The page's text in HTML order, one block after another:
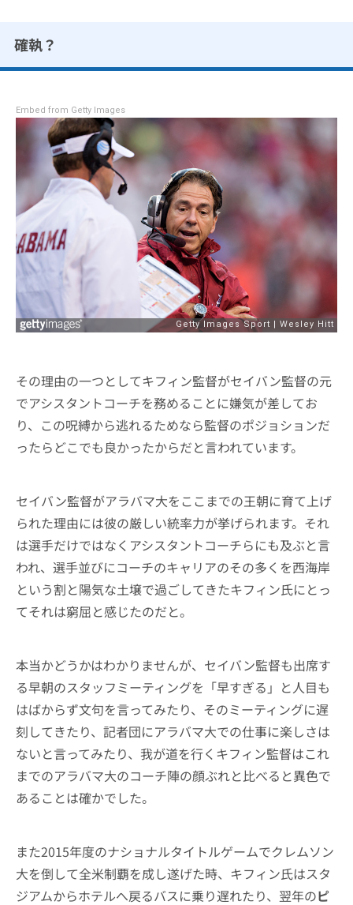
確執？
Embed from Getty Images
その理由の一つとしてキフィン監督がセイバン監督の元
でアシスタントコーチを務めることに嫌気が差してお
り、この呪縛から逃れるためなら監督のポジョションだ
ったらどこでも良かったからだと言われています。
セイバン監督がアラバマ大をここまでの王朝に育て上げ
られた理由には彼の厳しい統率力が挙げられます。それ
は選手だけではなくアシスタントコーチらにも及ぶと言
われ、選手並びにコーチのキャリアのその多くを西海岸
という割と陽気な土壌で過ごしてきたキフィン氏にとっ
てそれは窮屈と感じたのだと。
本当かどうかはわかりませんが、セイバン監督も出席す
る早朝のスタッフミーティングを「早すぎる」と人目も
はばからず文句を言ってみたり、そのミーティングに遅
刻してきたり、記者団にアラバマ大での仕事に楽しさは
ないと言ってみたり、我が道を行くキフィン監督はこれ
までのアラバマ大のコーチ陣の顔ぶれと比べると異色で
あることは確かでした。
また2015年度のナショナルタイトルゲームでクレムソン
大を倒して全米制覇を成し遂げた時、キフィン氏はスタ
ジアムからホテルへ戻るバスに乗り遅れたり、翌年のピ